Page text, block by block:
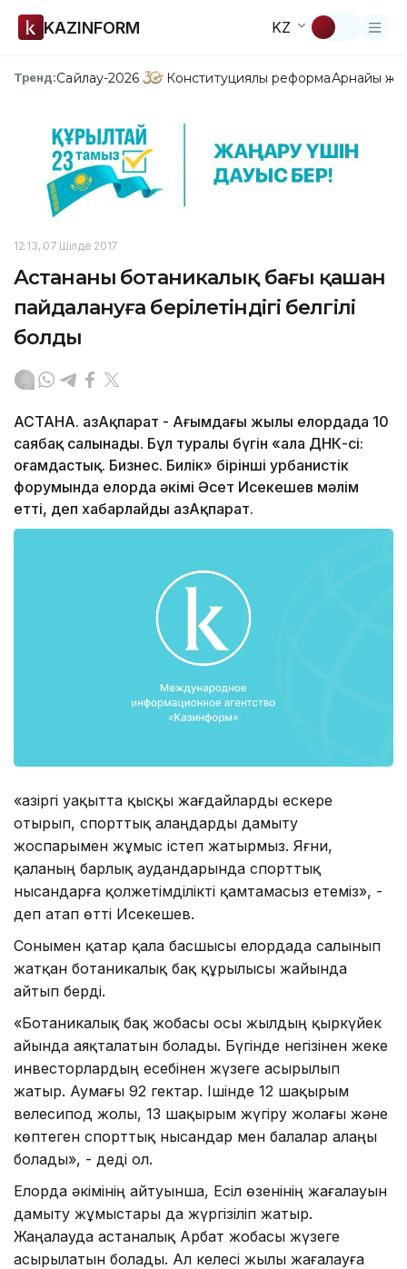
KAZINFORM KZ
Тренд:Сайлау-2026 Конституциялық реформаАрнайы
12:13, 07 Шілде 2017
Астананың ботаникалық бағы қашан
пайдалануға берілетіндігі белгілі
болды
АСТАНА. ҚазАқпарат - Ағымдағы жылы елордада 10
саябақ салынады. Бұл туралы бүгін «Қала ДНК-сі:
Қоғамдастық. Бизнес. Билік» бірінші урбанистік
форумында елорда әкімі Әсет Исекешев мәлім
етті, деп хабарлайды ҚазАқпарат.
«Қазіргі уақытта қысқы жағдайларды ескере
отырып, спорттық алаңдарды дамыту
жоспарымен жұмыс істеп жатырмыз. Яғни,
қаланың барлық аудандарында спорттық
нысандарға қолжетімділікті қамтамасыз етеміз», -
деп атап өтті Исекешев.
Сонымен қатар қала басшысы елордада салынып
жатқан ботаникалық бақ құрылысы жайында
айтып берді.
«Ботаникалық бақ жобасы осы жылдың қыркүйек
айында аяқталатын болады. Бүгінде негізінен жеке
инвесторлардың есебінен жүзеге асырылып
жатыр. Аумағы 92 гектар. Ішінде 12 шақырым
велесипод жолы, 13 шақырым жүгіру жолағы және
көптеген спорттық нысандар мен балалар алаңы
болады», - деді ол.
Елорда әкімінің айтуынша, Есіл өзенінің жағалауын
дамыту жұмыстары да жүргізіліп жатыр.
Жаңалауда астаналық Арбат жобасы жүзеге
асырылатын болады. Ал келесі жылы жағалауға